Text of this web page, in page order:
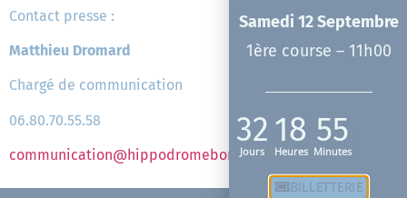
Contact presse :
Matthieu Dromard
Chargé de communication
06.80.70.55.58
communication@hippodromebordeauxlebouscat.com
Samedi 12 Septembre
1ère course – 11h00
32
Jours
18
Heures
55
Minutes
BILLETTERIE